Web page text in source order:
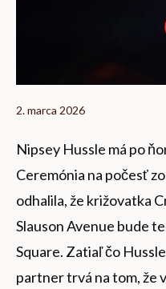
2. marca 2026
Nipsey Hussle má po
Ceremónia na počesť
odhalila, že križovatka
Slauson Avenue bude
Square. Zatiaľ čo
partner trvá na tom, že